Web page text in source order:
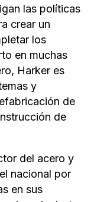
las políticas
crear un
los
en muchas
Harker es
y
de
de
del acero y
nacional por
en sus